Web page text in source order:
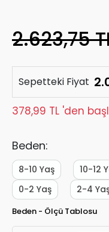
2.623,75
Sepetteki Fiyat
378,99 TL 'den
Beden:
10-12
8-10 Yaş
2-4
0-2 Yaş
Beden - Ölçü Tablosu